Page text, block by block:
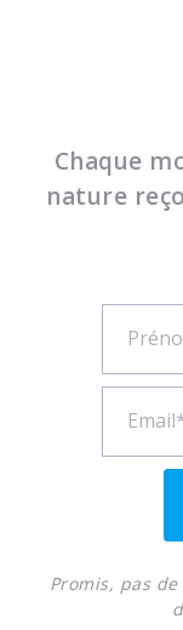
Chaque
nature
Promis, pas